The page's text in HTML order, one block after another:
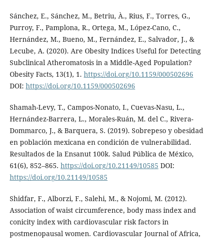
Sánchez, E., Sánchez, M., Betriu, À., Rius, F., Torres, G.,
Purroy, F., Pamplona, R., Ortega, M., López-Cano, C.,
Hernández, M., Bueno, M., Fernández, E., Salvador, J., &
Lecube, A. (2020). Are Obesity Indices Useful for Detecting
Subclinical Atheromatosis in a Middle-Aged Population?
Obesity Facts, 13(1), 1. https://doi.org/10.1159/000502696
DOI: https://doi.org/10.1159/000502696
Shamah-Levy, T., Campos-Nonato, I., Cuevas-Nasu, L.,
Hernández-Barrera, L., Morales-Ruán, M. del C., Rivera-
Dommarco, J., & Barquera, S. (2019). Sobrepeso y obesidad
en población mexicana en condición de vulnerabilidad.
Resultados de la Ensanut 100k. Salud Pública de México,
61(6), 852–865. https://doi.org/10.21149/10585 DOI:
https://doi.org/10.21149/10585
Shidfar, F., Alborzi, F., Salehi, M., & Nojomi, M. (2012).
Association of waist circumference, body mass index and
conicity index with cardiovascular risk factors in
postmenopausal women. Cardiovascular Journal of Africa,